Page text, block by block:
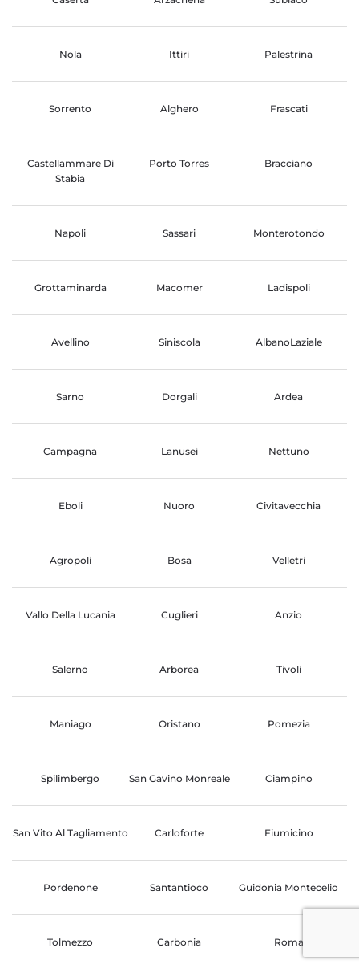
Nola Ittiri Palestrina
Sorrento Alghero Frascati
Castellammare Di
Stabia
Porto Torres Bracciano
Napoli Sassari Monterotondo
Grottaminarda Macomer Ladispoli
Avellino Siniscola AlbanoLaziale
Sarno Dorgali Ardea
Campagna Lanusei Nettuno
Eboli Nuoro Civitavecchia
Agropoli Bosa Velletri
Vallo Della Lucania Cuglieri Anzio
Salerno Arborea Tivoli
Maniago Oristano Pomezia
Spilimbergo San Gavino Monreale Ciampino
San Vito Al Tagliamento Carloforte Fiumicino
Pordenone Santantioco Guidonia Montecelio
Tolmezzo Carbonia Roma